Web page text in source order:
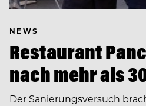
NEWS
Restaurant
nach mehr als
Der Sanierungsversuch